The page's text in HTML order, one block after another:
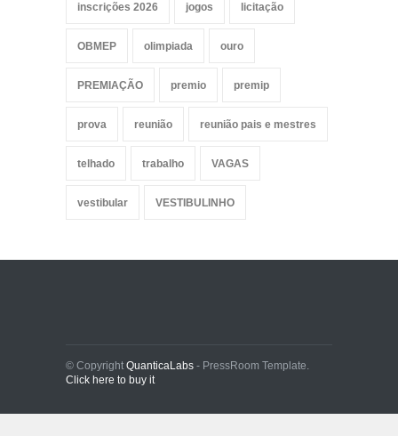
inscrições 2026 jogos licitação
OBMEP olimpiada ouro
PREMIAÇÃO premio premip
prova reunião reunião pais e mestres
telhado trabalho VAGAS
vestibular VESTIBULINHO
© Copyright QuanticaLabs - PressRoom Template.
Click here to buy it